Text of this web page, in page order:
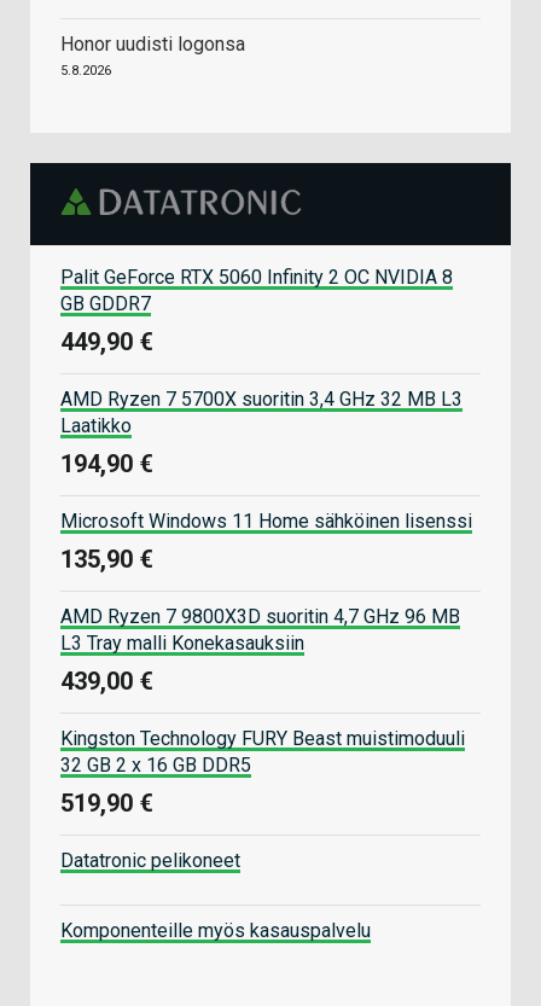
Honor uudisti logonsa
5.8.2026
Palit GeForce RTX 5060 Infinity 2 OC NVIDIA 8
GB GDDR7
449,90 €
AMD Ryzen 7 5700X suoritin 3,4 GHz 32 MB L3
Laatikko
194,90 €
Microsoft Windows 11 Home sähköinen lisenssi
135,90 €
AMD Ryzen 7 9800X3D suoritin 4,7 GHz 96 MB
L3 Tray malli Konekasauksiin
439,00 €
Kingston Technology FURY Beast muistimoduuli
32 GB 2 x 16 GB DDR5
519,90 €
Datatronic pelikoneet
Komponenteille myös kasauspalvelu